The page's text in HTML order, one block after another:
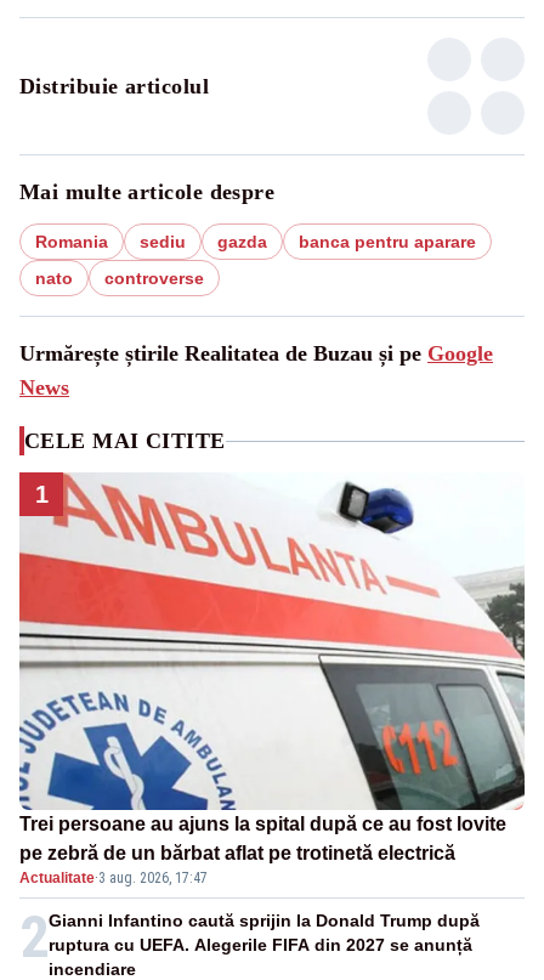
Distribuie articolul
Mai multe articole despre
Romania sediu gazda
banca pentru aparare
nato
controverse
Urmărește știrile Realitatea de Buzau și pe Google
News
CELE MAI CITITE
1
Trei persoane au ajuns la spital după ce au fost lovite
pe zebră de un bărbat aflat pe trotinetă electrică
Actualitate·3 aug. 2026, 17:47
2Gianni Infantino caută sprijin la Donald Trump după
ruptura cu UEFA. Alegerile FIFA din 2027 se anunță
incendiare